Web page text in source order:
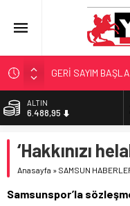
GERİ SAYIM
SAMSUNSPOR’DA
‘BAFRA’YA YATIRIM
YÖNETİCİ
ALTIN
6.488,95
13.798,82
DOLAR
‘Hakkınızı
Anasayfa » SAMSUN
Samsunspor’la